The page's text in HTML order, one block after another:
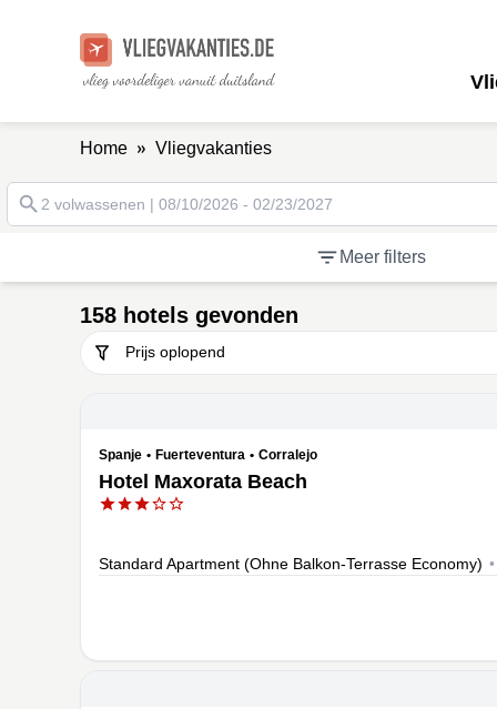
Home » Vliegvakanties
2 volwassenen | 08/10/2026 - 02/23/2027
Meer filters
158 hotels gevonden
Spanje • Fuerteventura • Corralejo
Hotel Maxorata Beach
Standard Apartment (Ohne Balkon-Terrasse Economy) •